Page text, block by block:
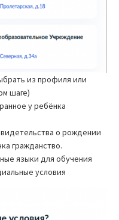
из профиля или
шаге)
у ребёнка
о рождении
гражданство.
языки для обучения
условия